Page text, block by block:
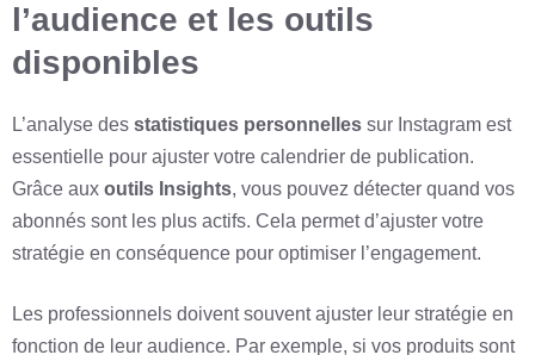
l’audience et les outils
disponibles
L’analyse des statistiques personnelles sur Instagram est
essentielle pour ajuster votre calendrier de publication.
Grâce aux outils Insights, vous pouvez détecter quand vos
abonnés sont les plus actifs. Cela permet d’ajuster votre
stratégie en conséquence pour optimiser l’engagement.
Les professionnels doivent souvent ajuster leur stratégie en
fonction de leur audience. Par exemple, si vos produits sont